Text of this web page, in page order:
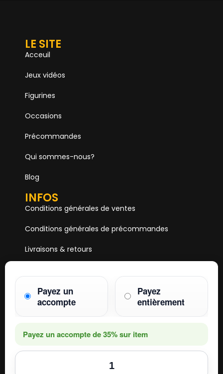
Payez un
accompte
Payez
entièrement
Payez un accompte de35%sur item
LE SITE
Acceuil
Jeux vidéos
Figurines
Occasions
Précommandes
Qui sommes-nous?
Blog
INFOS
Conditions générales de ventes
Conditions générales de précommandes
Livraisons & retours
Paiements
HOBBY ONE
75011 PARIS
Mail. hobby1shop@gmail.com